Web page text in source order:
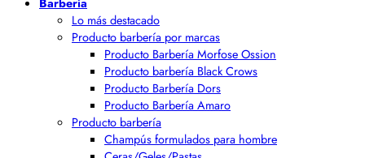
Lo más destacado
Producto barbería por marcas
Producto Barbería Morfose Ossion
Producto barbería Black Crows
Producto Barbería Dors
Producto Barbería Amaro
Producto barbería
Champús formulados para hombre